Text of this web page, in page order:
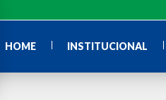
HOME INSTITUCIONAL